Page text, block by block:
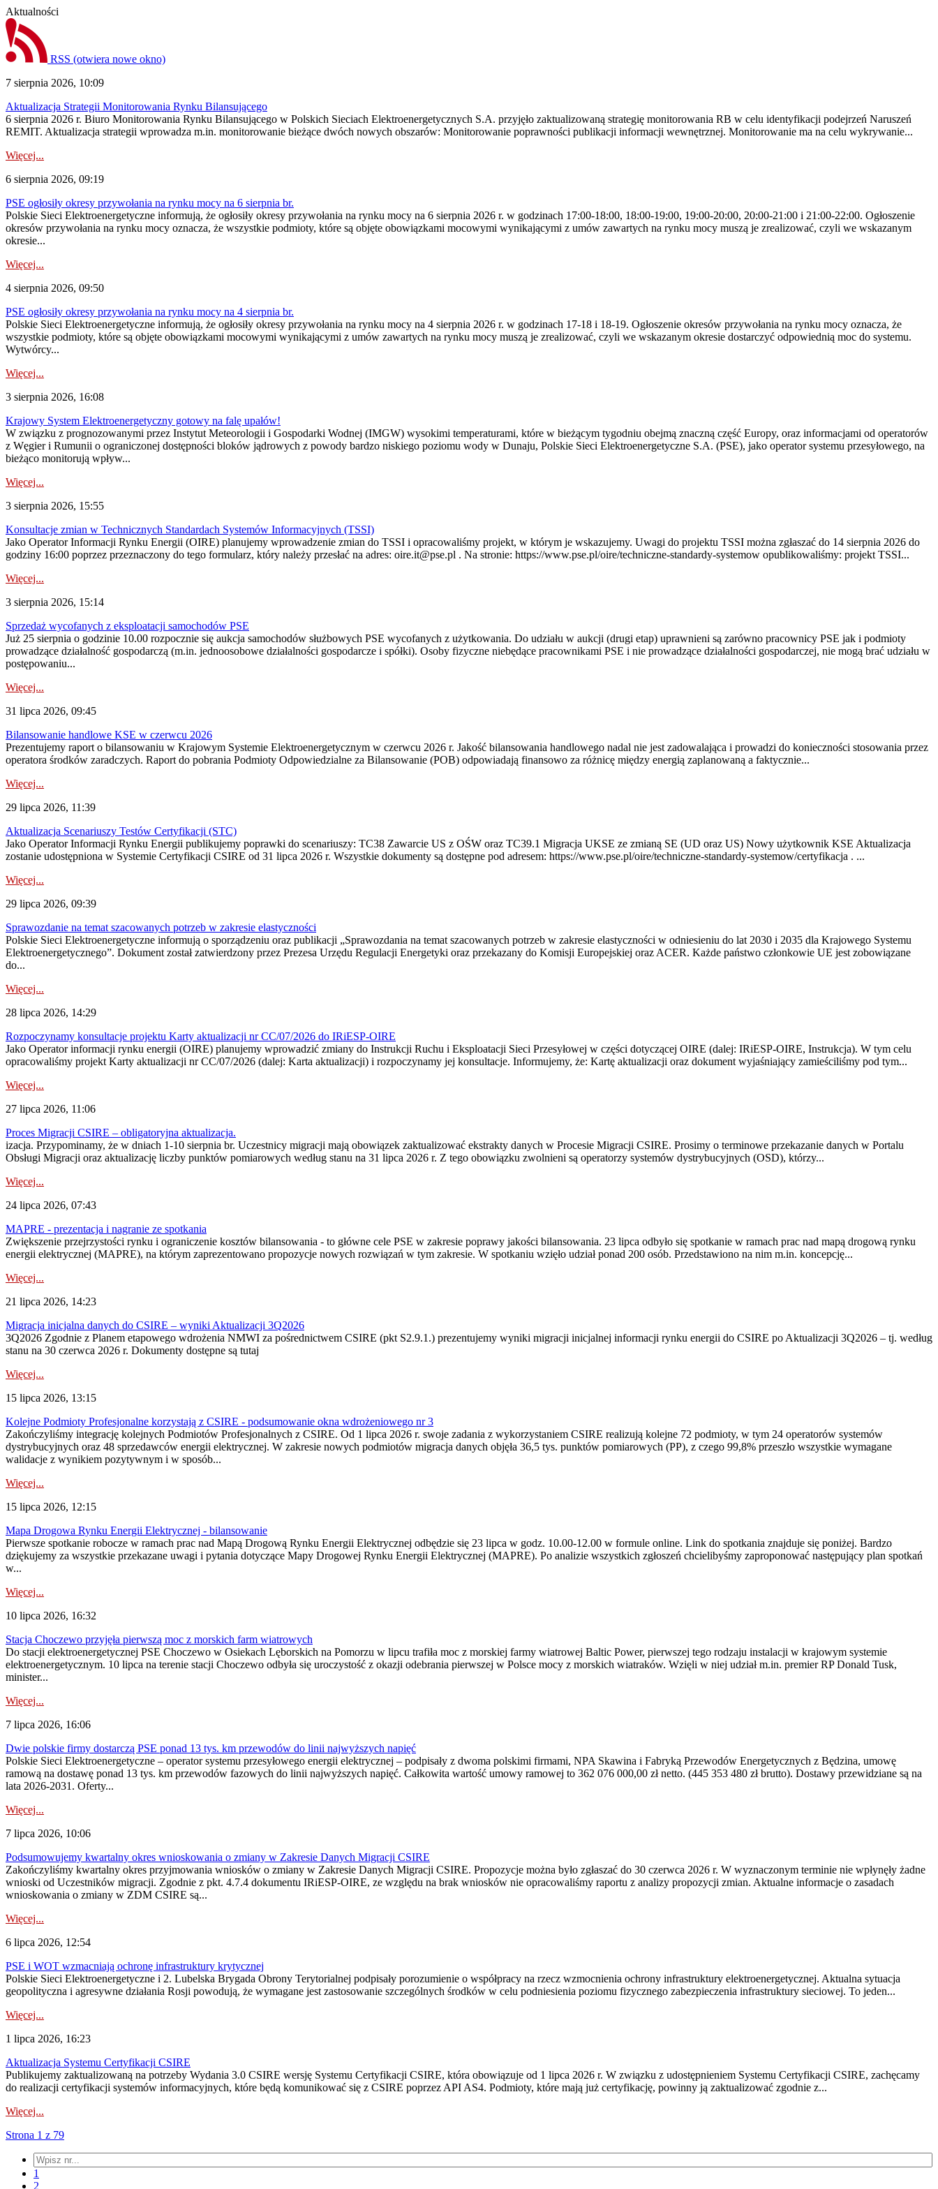
Aktualności
RSS (otwiera nowe okno)
7 sierpnia 2026, 10:09
Aktualizacja Strategii Monitorowania Rynku Bilansującego
6 sierpnia 2026 r. Biuro Monitorowania Rynku Bilansującego w Polskich Sieciach Elektroenergetycznych S.A. przyjęło zaktualizowaną strategię monitorowania RB w celu identyfikacji podejrzeń Naruszeń
REMIT. Aktualizacja strategii wprowadza m.in. monitorowanie bieżące dwóch nowych obszarów: Monitorowanie poprawności publikacji informacji wewnętrznej. Monitorowanie ma na celu wykrywanie...
Więcej...
6 sierpnia 2026, 09:19
PSE ogłosiły okresy przywołania na rynku mocy na 6 sierpnia br.
Polskie Sieci Elektroenergetyczne informują, że ogłosiły okresy przywołania na rynku mocy na 6 sierpnia 2026 r. w godzinach 17:00-18:00, 18:00-19:00, 19:00-20:00, 20:00-21:00 i 21:00-22:00. Ogłoszenie
okresów przywołania na rynku mocy oznacza, że wszystkie podmioty, które są objęte obowiązkami mocowymi wynikającymi z umów zawartych na rynku mocy muszą je zrealizować, czyli we wskazanym
okresie...
Więcej...
4 sierpnia 2026, 09:50
PSE ogłosiły okresy przywołania na rynku mocy na 4 sierpnia br.
Polskie Sieci Elektroenergetyczne informują, że ogłosiły okresy przywołania na rynku mocy na 4 sierpnia 2026 r. w godzinach 17-18 i 18-19. Ogłoszenie okresów przywołania na rynku mocy oznacza, że
wszystkie podmioty, które są objęte obowiązkami mocowymi wynikającymi z umów zawartych na rynku mocy muszą je zrealizować, czyli we wskazanym okresie dostarczyć odpowiednią moc do systemu.
Wytwórcy...
Więcej...
3 sierpnia 2026, 16:08
Krajowy System Elektroenergetyczny gotowy na falę upałów!
W związku z prognozowanymi przez Instytut Meteorologii i Gospodarki Wodnej (IMGW) wysokimi temperaturami, które w bieżącym tygodniu obejmą znaczną część Europy, oraz informacjami od operatorów
z Węgier i Rumunii o ograniczonej dostępności bloków jądrowych z powody bardzo niskiego poziomu wody w Dunaju, Polskie Sieci Elektroenergetyczne S.A. (PSE), jako operator systemu przesyłowego, na
bieżąco monitorują wpływ...
Więcej...
3 sierpnia 2026, 15:55
Konsultacje zmian w Technicznych Standardach Systemów Informacyjnych (TSSI)
Jako Operator Informacji Rynku Energii (OIRE) planujemy wprowadzenie zmian do TSSI i opracowaliśmy projekt, w którym je wskazujemy. Uwagi do projektu TSSI można zgłaszać do 14 sierpnia 2026 do
godziny 16:00 poprzez przeznaczony do tego formularz, który należy przesłać na adres: oire.it@pse.pl . Na stronie: https://www.pse.pl/oire/techniczne-standardy-systemow opublikowaliśmy: projekt TSSI...
Więcej...
3 sierpnia 2026, 15:14
Sprzedaż wycofanych z eksploatacji samochodów PSE
Już 25 sierpnia o godzinie 10.00 rozpocznie się aukcja samochodów służbowych PSE wycofanych z użytkowania. Do udziału w aukcji (drugi etap) uprawnieni są zarówno pracownicy PSE jak i podmioty
prowadzące działalność gospodarczą (m.in. jednoosobowe działalności gospodarcze i spółki). Osoby fizyczne niebędące pracownikami PSE i nie prowadzące działalności gospodarczej, nie mogą brać udziału w
postępowaniu...
Więcej...
31 lipca 2026, 09:45
Bilansowanie handlowe KSE w czerwcu 2026
Prezentujemy raport o bilansowaniu w Krajowym Systemie Elektroenergetycznym w czerwcu 2026 r. Jakość bilansowania handlowego nadal nie jest zadowalająca i prowadzi do konieczności stosowania przez
operatora środków zaradczych. Raport do pobrania Podmioty Odpowiedzialne za Bilansowanie (POB) odpowiadają finansowo za różnicę między energią zaplanowaną a faktycznie...
Więcej...
29 lipca 2026, 11:39
Aktualizacja Scenariuszy Testów Certyfikacji (STC)
Jako Operator Informacji Rynku Energii publikujemy poprawki do scenariuszy: TC38 Zawarcie US z OŚW oraz TC39.1 Migracja UKSE ze zmianą SE (UD oraz US) Nowy użytkownik KSE Aktualizacja
zostanie udostępniona w Systemie Certyfikacji CSIRE od 31 lipca 2026 r. Wszystkie dokumenty są dostępne pod adresem: https://www.pse.pl/oire/techniczne-standardy-systemow/certyfikacja . ...
Więcej...
29 lipca 2026, 09:39
Sprawozdanie na temat szacowanych potrzeb w zakresie elastyczności
Polskie Sieci Elektroenergetyczne informują o sporządzeniu oraz publikacji „Sprawozdania na temat szacowanych potrzeb w zakresie elastyczności w odniesieniu do lat 2030 i 2035 dla Krajowego Systemu
Elektroenergetycznego”. Dokument został zatwierdzony przez Prezesa Urzędu Regulacji Energetyki oraz przekazany do Komisji Europejskiej oraz ACER. Każde państwo członkowie UE jest zobowiązane
do...
Więcej...
28 lipca 2026, 14:29
Rozpoczynamy konsultacje projektu Karty aktualizacji nr CC/07/2026 do IRiESP-OIRE
Jako Operator informacji rynku energii (OIRE) planujemy wprowadzić zmiany do Instrukcji Ruchu i Eksploatacji Sieci Przesyłowej w części dotyczącej OIRE (dalej: IRiESP-OIRE, Instrukcja). W tym celu
opracowaliśmy projekt Karty aktualizacji nr CC/07/2026 (dalej: Karta aktualizacji) i rozpoczynamy jej konsultacje. Informujemy, że: Kartę aktualizacji oraz dokument wyjaśniający zamieściliśmy pod tym...
Więcej...
27 lipca 2026, 11:06
Proces Migracji CSIRE – obligatoryjna aktualizacja.
izacja. Przypominamy, że w dniach 1-10 sierpnia br. Uczestnicy migracji mają obowiązek zaktualizować ekstrakty danych w Procesie Migracji CSIRE. Prosimy o terminowe przekazanie danych w Portalu
Obsługi Migracji oraz aktualizację liczby punktów pomiarowych według stanu na 31 lipca 2026 r. Z tego obowiązku zwolnieni są operatorzy systemów dystrybucyjnych (OSD), którzy...
Więcej...
24 lipca 2026, 07:43
MAPRE - prezentacja i nagranie ze spotkania
Zwiększenie przejrzystości rynku i ograniczenie kosztów bilansowania - to główne cele PSE w zakresie poprawy jakości bilansowania. 23 lipca odbyło się spotkanie w ramach prac nad mapą drogową rynku
energii elektrycznej (MAPRE), na którym zaprezentowano propozycje nowych rozwiązań w tym zakresie. W spotkaniu wzięło udział ponad 200 osób. Przedstawiono na nim m.in. koncepcję...
Więcej...
21 lipca 2026, 14:23
Migracja inicjalna danych do CSIRE – wyniki Aktualizacji 3Q2026
3Q2026 Zgodnie z Planem etapowego wdrożenia NMWI za pośrednictwem CSIRE (pkt S2.9.1.) prezentujemy wyniki migracji inicjalnej informacji rynku energii do CSIRE po Aktualizacji 3Q2026 – tj. według
stanu na 30 czerwca 2026 r. Dokumenty dostępne są tutaj
Więcej...
15 lipca 2026, 13:15
Kolejne Podmioty Profesjonalne korzystają z CSIRE - podsumowanie okna wdrożeniowego nr 3
Zakończyliśmy integrację kolejnych Podmiotów Profesjonalnych z CSIRE. Od 1 lipca 2026 r. swoje zadania z wykorzystaniem CSIRE realizują kolejne 72 podmioty, w tym 24 operatorów systemów
dystrybucyjnych oraz 48 sprzedawców energii elektrycznej. W zakresie nowych podmiotów migracja danych objęła 36,5 tys. punktów pomiarowych (PP), z czego 99,8% przeszło wszystkie wymagane
walidacje z wynikiem pozytywnym i w sposób...
Więcej...
15 lipca 2026, 12:15
Mapa Drogowa Rynku Energii Elektrycznej - bilansowanie
Pierwsze spotkanie robocze w ramach prac nad Mapą Drogową Rynku Energii Elektrycznej odbędzie się 23 lipca w godz. 10.00-12.00 w formule online. Link do spotkania znajduje się poniżej. Bardzo
dziękujemy za wszystkie przekazane uwagi i pytania dotyczące Mapy Drogowej Rynku Energii Elektrycznej (MAPRE). Po analizie wszystkich zgłoszeń chcielibyśmy zaproponować następujący plan spotkań
w...
Więcej...
10 lipca 2026, 16:32
Stacja Choczewo przyjęła pierwszą moc z morskich farm wiatrowych
Do stacji elektroenergetycznej PSE Choczewo w Osiekach Lęborskich na Pomorzu w lipcu trafiła moc z morskiej farmy wiatrowej Baltic Power, pierwszej tego rodzaju instalacji w krajowym systemie
elektroenergetycznym. 10 lipca na terenie stacji Choczewo odbyła się uroczystość z okazji odebrania pierwszej w Polsce mocy z morskich wiatraków. Wzięli w niej udział m.in. premier RP Donald Tusk,
minister...
Więcej...
7 lipca 2026, 16:06
Dwie polskie firmy dostarczą PSE ponad 13 tys. km przewodów do linii najwyższych napięć
Polskie Sieci Elektroenergetyczne – operator systemu przesyłowego energii elektrycznej – podpisały z dwoma polskimi firmami, NPA Skawina i Fabryką Przewodów Energetycznych z Będzina, umowę
ramową na dostawę ponad 13 tys. km przewodów fazowych do linii najwyższych napięć. Całkowita wartość umowy ramowej to 362 076 000,00 zł netto. (445 353 480 zł brutto). Dostawy przewidziane są na
lata 2026-2031. Oferty...
Więcej...
7 lipca 2026, 10:06
Podsumowujemy kwartalny okres wnioskowania o zmiany w Zakresie Danych Migracji CSIRE
Zakończyliśmy kwartalny okres przyjmowania wniosków o zmiany w Zakresie Danych Migracji CSIRE. Propozycje można było zgłaszać do 30 czerwca 2026 r. W wyznaczonym terminie nie wpłynęły żadne
wnioski od Uczestników migracji. Zgodnie z pkt. 4.7.4 dokumentu IRiESP-OIRE, ze względu na brak wniosków nie opracowaliśmy raportu z analizy propozycji zmian. Aktualne informacje o zasadach
wnioskowania o zmiany w ZDM CSIRE są...
Więcej...
6 lipca 2026, 12:54
PSE i WOT wzmacniają ochronę infrastruktury krytycznej
Polskie Sieci Elektroenergetyczne i 2. Lubelska Brygada Obrony Terytorialnej podpisały porozumienie o współpracy na rzecz wzmocnienia ochrony infrastruktury elektroenergetycznej. Aktualna sytuacja
geopolityczna i agresywne działania Rosji powodują, że wymagane jest zastosowanie szczególnych środków w celu podniesienia poziomu fizycznego zabezpieczenia infrastruktury sieciowej. To jeden...
Więcej...
1 lipca 2026, 16:23
Aktualizacja Systemu Certyfikacji CSIRE
Publikujemy zaktualizowaną na potrzeby Wydania 3.0 CSIRE wersję Systemu Certyfikacji CSIRE, która obowiązuje od 1 lipca 2026 r. W związku z udostępnieniem Systemu Certyfikacji CSIRE, zachęcamy
do realizacji certyfikacji systemów informacyjnych, które będą komunikować się z CSIRE poprzez API AS4. Podmioty, które mają już certyfikację, powinny ją zaktualizować zgodnie z...
Więcej...
Strona 1 z 79
1
2